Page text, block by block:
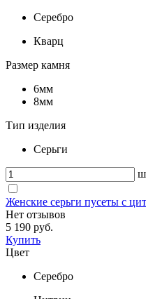
Серебро
Кварц
Размер камня
6мм
8мм
Тип изделия
Серьги
Женские серьги пусеты с
Нет отзывов
5 190 руб.
Купить
Цвет
Серебро